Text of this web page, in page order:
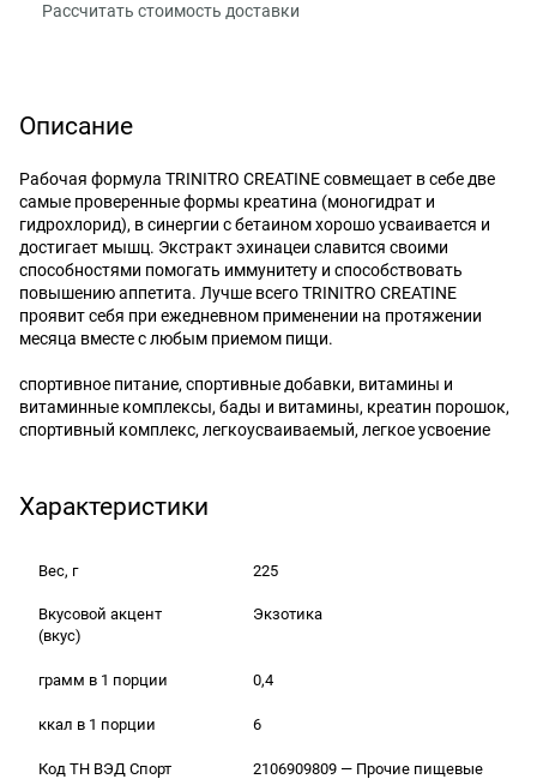
Рассчитать стоимость доставки
Описание
Рабочая формула TRINITRO CREATINE совмещает в себе две
самые проверенные формы креатина (моногидрат и
гидрохлорид), в синергии с бетаином хорошо усваивается и
достигает мышц. Экстракт эхинацеи славится своими
способностями помогать иммунитету и способствовать
повышению аппетита. Лучше всего TRINITRO CREATINE
проявит себя при ежедневном применении на протяжении
месяца вместе с любым приемом пищи.
спортивное питание, спортивные добавки, витамины и
витаминные комплексы, бады и витамины, креатин порошок,
спортивный комплекс, легкоусваиваемый, легкое усвоение
Характеристики
Вес, г 225
Вкусовой акцент
(вкус)
Экзотика
грамм в 1 порции 0,4
ккал в 1 порции 6
Код ТН ВЭД Спорт
2106909809 — Прочие пищевые